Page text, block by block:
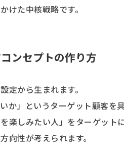
けた中核戦略です。
ンセプトの作り方
定から生まれます。
か」というターゲット顧客を
楽しみたい人」をターゲット
向性が考えられます。